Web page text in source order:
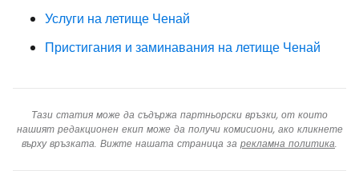
Услуги на летище Ченай
Пристигания и заминавания на летище Ченай
Тази статия може да съдържа партньорски връзки, от които
нашият редакционен екип може да получи комисиони, ако кликнете
върху връзката. Вижте нашата страница за рекламна политика.